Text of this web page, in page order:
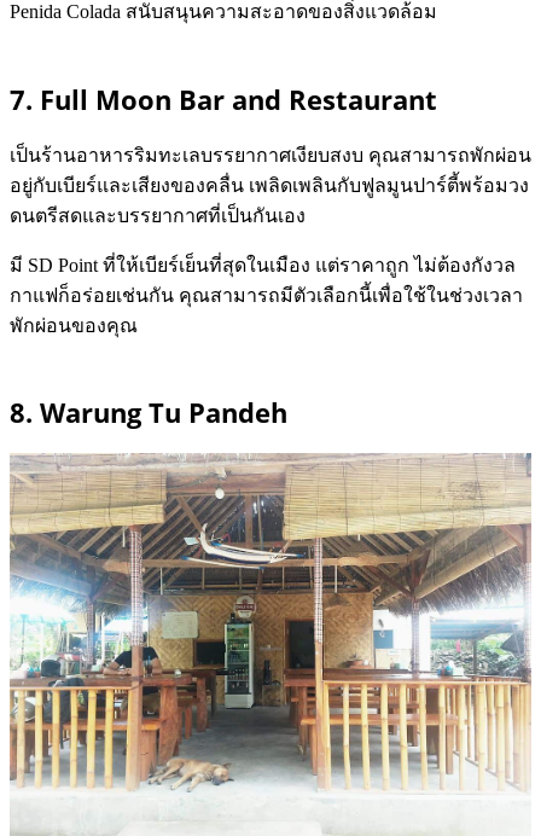
Penida Colada สนับสนุนความสะอาดของสิ่งแวดล้อม
7. Full Moon Bar and Restaurant
เป็นร้านอาหารริมทะเลบรรยากาศเงียบสงบ คุณสามารถพักผ่อน
อยู่กับเบียร์และเสียงของคลื่น เพลิดเพลินกับฟูลมูนปาร์ตี้พร้อมวง
ดนตรีสดและบรรยากาศที่เป็นกันเอง
มี SD Point ที่ให้เบียร์เย็นที่สุดในเมือง แต่ราคาถูก ไม่ต้องกังวล
กาแฟก็อร่อยเช่นกัน คุณสามารถมีตัวเลือกนี้เพื่อใช้ในช่วงเวลา
พักผ่อนของคุณ
8. Warung Tu Pandeh